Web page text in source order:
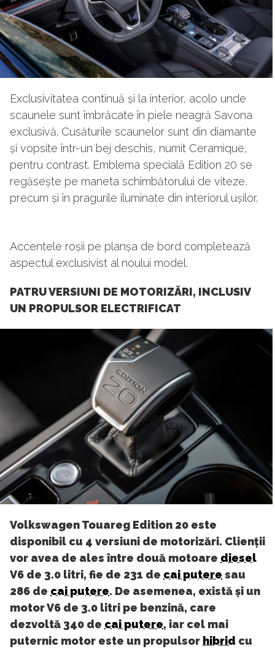
Exclusivitatea continuă și la interior, acolo unde
scaunele sunt îmbrăcate în piele neagră Savona
exclusivă. Cusăturile scaunelor sunt din diamante
și vopsite într-un bej deschis, numit Ceramique,
pentru contrast. Emblema specială Edition 20 se
regăsește pe maneta schimbătorului de viteze,
precum și în pragurile iluminate din interiorul ușilor.
Accentele roșii pe planșa de bord completează
aspectul exclusivist al noului model.
PATRU VERSIUNI DE MOTORIZĂRI, INCLUSIV
UN PROPULSOR ELECTRIFICAT
Volkswagen Touareg Edition 20 este
disponibil cu 4 versiuni de motorizări. Clienții
vor avea de ales între două motoare diesel
V6 de 3.0 litri, fie de 231 de cai putere sau
286 de cai putere. De asemenea, există și un
motor V6 de 3.0 litri pe benzină, care
dezvoltă 340 de cai putere, iar cel mai
puternic motor este un propulsor hibrid cu